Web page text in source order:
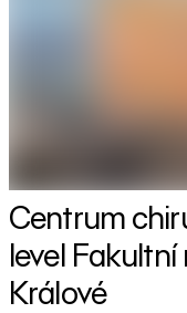
Centrum
level
Králové